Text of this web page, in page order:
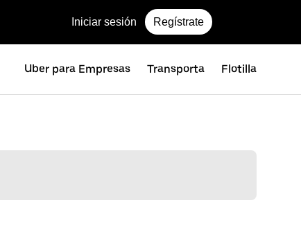
Iniciar sesión Regístrate
Uber para Empresas Transporta Flotilla